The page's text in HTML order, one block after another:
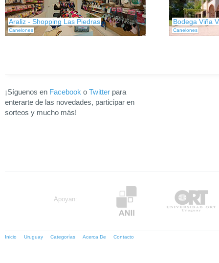
Araliz - Shopping Las Piedras
Canelones
Bodega Viña
Canelones
¡Síguenos en Facebook o Twitter para
enterarte de las novedades, participar en
sorteos y mucho más!
Apoyan:
Inicio Uruguay Categorías Acerca De Contacto